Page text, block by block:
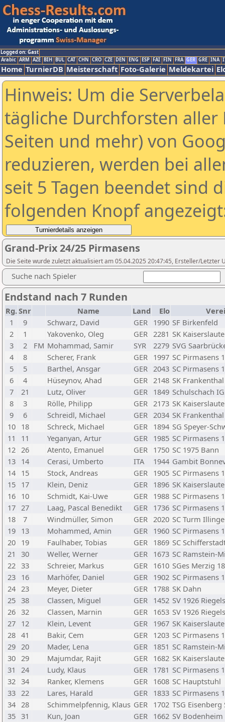
Logged on: Gast
Arabic ARM AZE BIH BUL CAT CHN CRO CZE DEN ENG ESP FAI FIN FRA GER GRE INA
Home TurnierDB Meisterschaft Foto-Galerie Meldekartei
Hinweis: Um die
tägliche Durchforsten aller
Seiten und mehr) von
reduzieren, werden bei
seit 5 Tagen beendet sind
folgenden Knopf
Grand-Prix 24/25 Pirmasens
Die Seite wurde zuletzt aktualisiert am 05.04.2025 20:47:45, Ersteller/Letzter
Suche nach Spieler
Endstand nach 7 Runden
Rg.Snr Name Land Elo
1
9 Schwarz, David GER 1990 SF Birkenfeld
2
1 Yakovenko, Oleg GER 2281 SK
3
2 FM Mohammad, Samir SYR 2279 SVG
4
8 Scherer, Frank GER 1997 SC Pirmasens
5
5 Barthel, Ansgar GER 2043 SC Pirmasens
6
4 Hüseynov, Ahad GER 2148 SK Frankenthal
7
21 Lutz, Oliver GER 1849 Schulschach
8
3 Rölle, Philipp GER 2173 SK
9
6 Schreidl, Michael GER 2034 SK Frankenthal
10 18 Schreck, Michael GER 1894 SG Speyer-
11
11 Yeganyan, Artur GER 1985 SC Pirmasens
12 26 Atento, Emanuel GER 1750 SC 1975 Bann
13 14 Cerasi, Umberto ITA 1944 Gambit
14 15 Stock, Andreas GER 1905 SC Pirmasens
15 17 Klein, Deniz GER 1896 SK
16 10 Schmidt, Kai-Uwe GER 1988 SC Pirmasens
17 27 Laag, Pascal Benedikt GER 1736 SC Pirmasens
18
7 Windmüller, Simon GER 2020 SC Turm
19 13 Mohammed, Amin GER 1960 SC Pirmasens
20 19 Faulhaber, Tobias GER 1869 SC
21
30 Weller, Werner GER 1673 SC Ramstein-
22 33 Schreier, Markus GER 1610 SGes Merzig
23 16 Marhöfer, Daniel GER 1902 SC Pirmasens
24 23 Meyer, Dieter GER 1788 SK Dahn
25 38 Classen, Miguel GER 1452 SV 1926
26 32 Classen, Marnin GER 1653 SV 1926
27 12 Klein, Levent GER 1967 SK
28 41 Bakir, Cem GER 1203 SC Pirmasens
29 20 Mader, Lena GER 1851 SC Ramstein-
30 29 Majumdar, Rajit GER 1682 SK
31
24 Ludy, Klaus GER 1781 SC Pirmasens
32 34 Ranker, Klemens GER 1608 SC Hauptstuhl
33 22 Lares, Harald GER 1833 SC Pirmasens
34 28 Schimmelpfennig, Klaus GER 1702 TSG Eisenberg
35 31 Kun, Joan GER 1662 SV Bodenheim